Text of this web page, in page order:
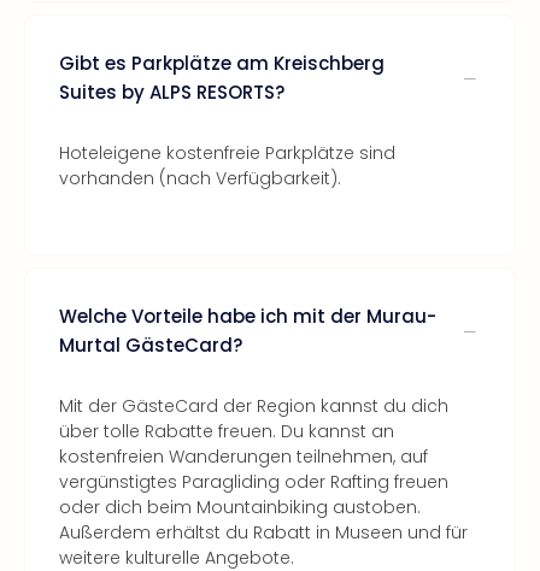
Gibt es Parkplätze am Kreischberg
Suites by ALPS RESORTS?
Hoteleigene kostenfreie Parkplätze sind
vorhanden (nach Verfügbarkeit).
Welche Vorteile habe ich mit der Murau-
Murtal GästeCard?
Mit der GästeCard der Region kannst du dich
über tolle Rabatte freuen. Du kannst an
kostenfreien Wanderungen teilnehmen, auf
vergünstigtes Paragliding oder Rafting freuen
oder dich beim Mountainbiking austoben.
Außerdem erhältst du Rabatt in Museen und für
weitere kulturelle Angebote.